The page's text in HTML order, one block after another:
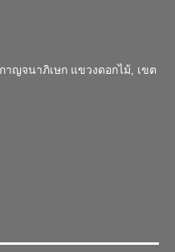
ญจนาภิเษก แขวงดอกไม้, เขต